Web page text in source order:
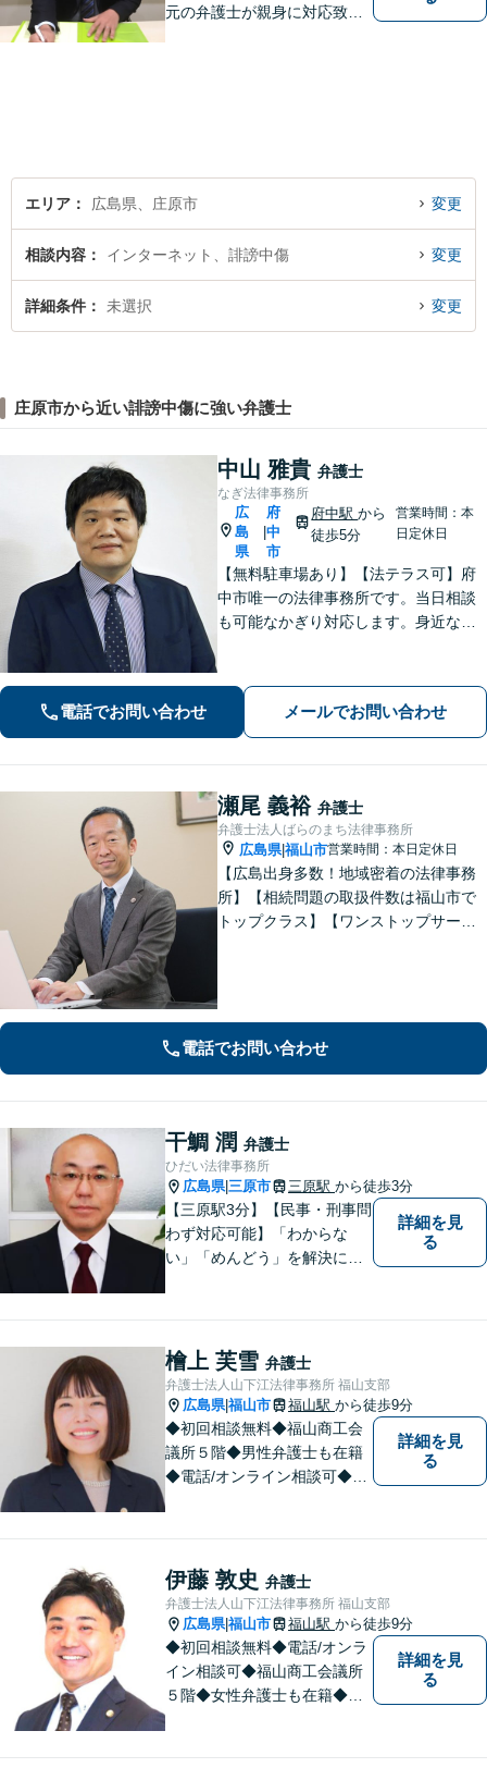
元の弁護士が親身に対応致し
エリア 広島県、庄原市 変更
相談内容 インターネット、誹謗中傷 変更
詳細条件 未選択 変更
庄原市から近い誹謗中傷に強い弁護士
中山 雅貴 弁護士
なぎ法律事務所
広
島
県
府
中
市
府中駅から
徒歩5分
営業時間：本
日定休日
【無料駐車場あり】【法テラス可】府
中市唯一の法律事務所です。当日相談
も可能なかぎり対応します。身近な相
とがありましたら、まずはお気軽にご
相談ください。【出張相談に対応】
【秘密厳守】
電話でお問い合わせ メールでお問い合わせ
瀬尾 義裕 弁護士
弁護士法人ばらのまち法律事務所
広島県|福山市営業時間：本日定休日
【広島出身多数！地域密着の法律事務
所】【相続問題の取扱件数は福山市で
トップクラス】【ワンストップサービ
野に対応」
電話でお問い合わせ
干鯛 潤 弁護士
ひだい法律事務所
広島県| 三原市 三原駅 から徒歩3分
【三原駅3分】【民事・刑事問
わず対応可能】「わからな
い」「めんどう」を解決に導
動がモットー。身近な頼れる
弁護士として依頼者さまにし
っかりと寄り添います。
詳細を見
る
檜上 芙雪 弁護士
弁護士法人山下江法律事務所 福山支部
広島県|福山市 福山駅 から徒歩9分
◆初回相談無料◆福山商工会
議所５階◆男性弁護士も在籍
◆電話/オンライン相談可◆離
話しにくいことも安心してご
相談ください。あなたの気持
ちに寄り添い、丁寧にお応え
します。
詳細を見
る
伊藤 敦史 弁護士
弁護士法人山下江法律事務所 福山支部
広島県|福山市 福山駅 から徒歩9分
◆初回相談無料◆電話/オンラ
イン相談可◆福山商工会議所
５階◆女性弁護士も在籍◆刑
詳細を見
る